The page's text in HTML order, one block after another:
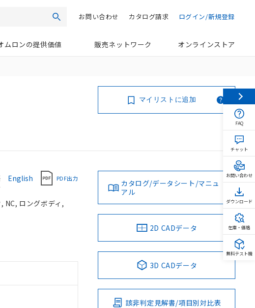
検索 ログイン/新規登録
カタログ請求
お問い合わせ
ムロンの提供価値 販売ネットワーク オンラインストア
マイリストに追加
English PDF出力
NC, ロングボディ,
カタログ/データシート/マニュ
アル
2D CADデータ
3D CADデータ
該非判定見解書/項目別対比表
FAQ
チャット
お問い合わせ
ダウンロード
在庫・価格
無料テスト機